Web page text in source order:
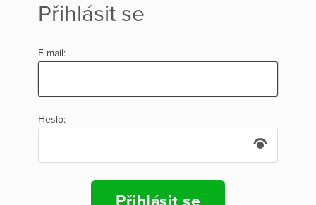
Přihlásit se
E-mail:
Heslo: